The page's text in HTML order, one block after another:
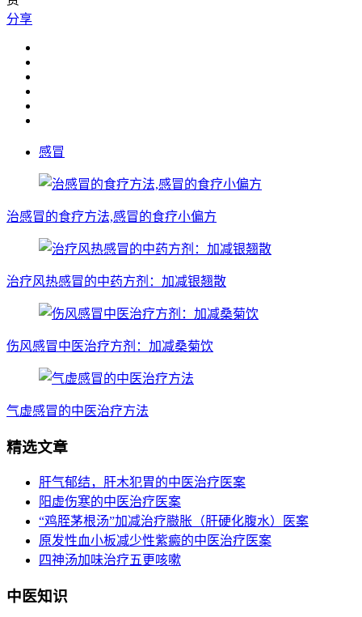
分享
感冒
治感冒的食疗方法,感冒的食疗小偏方
治疗风热感冒的中药方剂：加减银翘散
伤风感冒中医治疗方剂：加减桑菊饮
气虚感冒的中医治疗方法
精选文章
肝气郁结，肝木犯胃的中医治疗医案
阳虚伤寒的中医治疗医案
“鸡胵茅根汤”加减治疗臌胀（肝硬化腹水）医案
原发性血小板减少性紫癜的中医治疗医案
四神汤加味治疗五更咳嗽
中医知识